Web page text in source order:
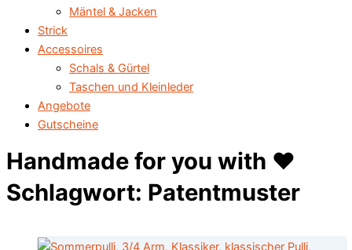
Mäntel & Jacken
Strick
Accessoires
Schals & Gürtel
Taschen und Kleinleder
Angebote
Gutscheine
Handmade for you with ♥️
Schlagwort: Patentmuster